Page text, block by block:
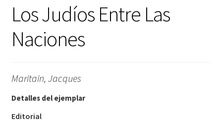
Los Judíos Entre Las
Naciones
Maritain, Jacques
Detalles del ejemplar
Editorial